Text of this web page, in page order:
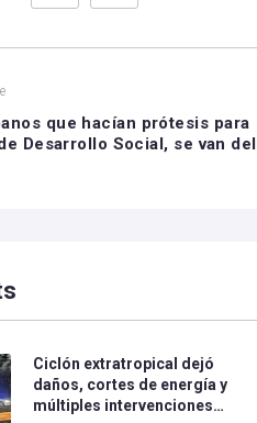
que hacían prótesis para
Desarrollo Social, se van del
Ciclón extratropical dejó
daños, cortes de energía y
múltiples intervenciones…